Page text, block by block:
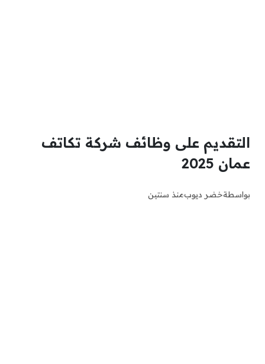
التقديم على وظائف شركة تكاتف
عمان 2025
بواسطةخضر ديوبمنذ سنتين